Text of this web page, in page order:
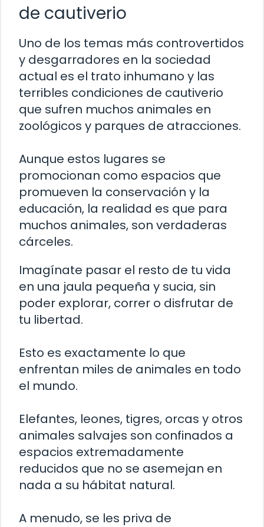
de cautiverio
Uno de los temas más controvertidos
y desgarradores en la sociedad
actual es el trato inhumano y las
terribles condiciones de cautiverio
que sufren muchos animales en
zoológicos y parques de atracciones.
Aunque estos lugares se
promocionan como espacios que
promueven la conservación y la
educación, la realidad es que para
muchos animales, son verdaderas
cárceles.
Imagínate pasar el resto de tu vida
en una jaula pequeña y sucia, sin
poder explorar, correr o disfrutar de
tu libertad.
Esto es exactamente lo que
enfrentan miles de animales en todo
el mundo.
Elefantes, leones, tigres, orcas y otros
animales salvajes son confinados a
espacios extremadamente
reducidos que no se asemejan en
nada a su hábitat natural.
A menudo, se les priva de